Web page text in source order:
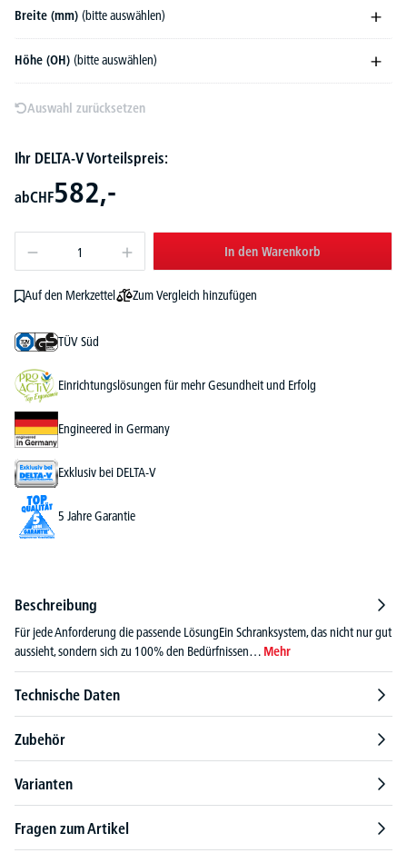
Breite (mm) (bitte auswählen)
Höhe (OH) (bitte auswählen)
Auswahl zurücksetzen
Ihr DELTA-V Vorteilspreis:
abCHF582,-
In den Warenkorb
Auf den Merkzettel Zum Vergleich hinzufügen
TÜV Süd
Einrichtungslösungen für mehr Gesundheit und Erfolg
Engineered in Germany
Exklusiv bei DELTA-V
5 Jahre Garantie
Beschreibung
Für jede Anforderung die passende LösungEin Schranksystem, das nicht nur gut
aussieht, sondern sich zu 100% den Bedürfnissen… Mehr
Technische Daten
Zubehör
Varianten
Fragen zum Artikel